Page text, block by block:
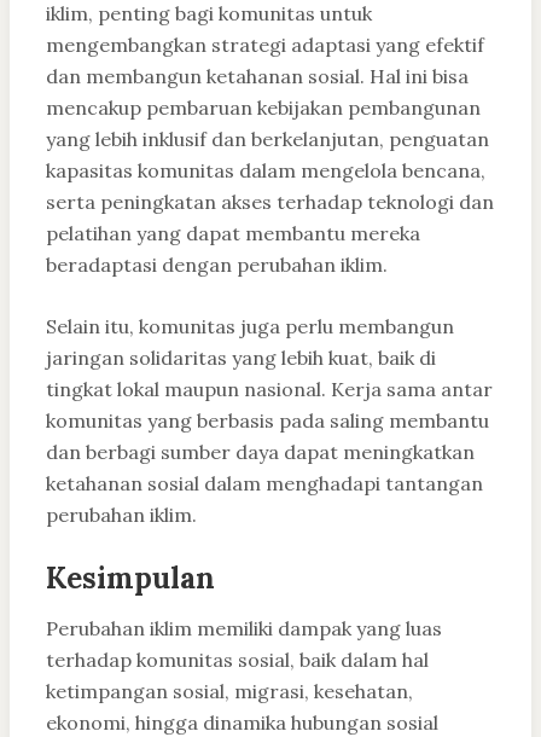
iklim, penting bagi komunitas untuk
mengembangkan strategi adaptasi yang efektif
dan membangun ketahanan sosial. Hal ini bisa
mencakup pembaruan kebijakan pembangunan
yang lebih inklusif dan berkelanjutan, penguatan
kapasitas komunitas dalam mengelola bencana,
serta peningkatan akses terhadap teknologi dan
pelatihan yang dapat membantu mereka
beradaptasi dengan perubahan iklim.
Selain itu, komunitas juga perlu membangun
jaringan solidaritas yang lebih kuat, baik di
tingkat lokal maupun nasional. Kerja sama antar
komunitas yang berbasis pada saling membantu
dan berbagi sumber daya dapat meningkatkan
ketahanan sosial dalam menghadapi tantangan
perubahan iklim.
Kesimpulan
Perubahan iklim memiliki dampak yang luas
terhadap komunitas sosial, baik dalam hal
ketimpangan sosial, migrasi, kesehatan,
ekonomi, hingga dinamika hubungan sosial